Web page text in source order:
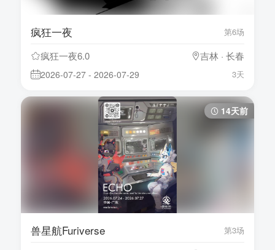
疯狂一夜 第6场
疯狂一夜6.0 吉林 · 长春
2026-07-27 - 2026-07-29 3天
14天前
兽星航Furiverse 第3场